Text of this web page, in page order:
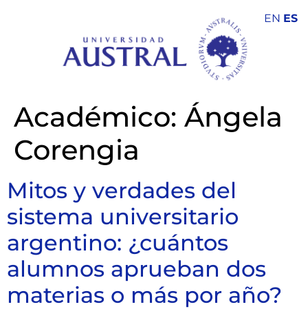
Académico: Ángela
Corengia
Mitos y verdades del
sistema universitario
argentino: ¿cuántos
alumnos aprueban dos
materias o más por año?
EN ES